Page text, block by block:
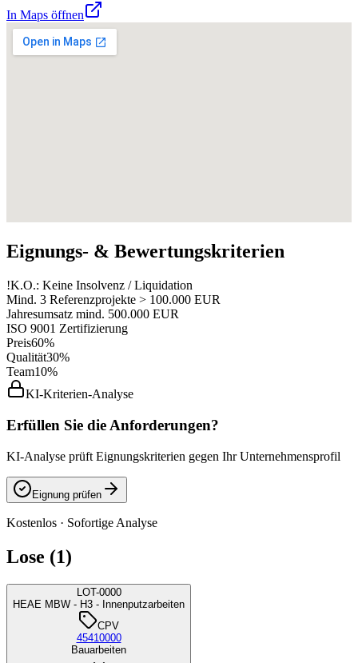
In Maps öffnen
Eignungs- & Bewertungskriterien
!K.O.: Keine Insolvenz / Liquidation
Mind. 3 Referenzprojekte > 100.000 EUR
Jahresumsatz mind. 500.000 EUR
ISO 9001 Zertifizierung
Preis60%
Qualität30%
Team10%
KI-Kriterien-Analyse
Erfüllen Sie die Anforderungen?
KI-Analyse prüft Eignungskriterien gegen Ihr Unternehmensprofil
Eignung prüfen
Kostenlos · Sofortige Analyse
Lose (1)
LOT-0000
HEAE MBW - H3 - Innenputzarbeiten
CPV
45410000
Bauarbeiten